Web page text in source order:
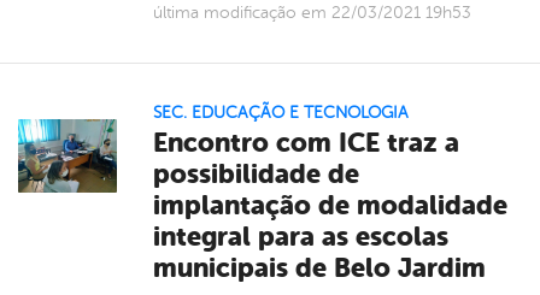
última modificação em 22/03/2021 19h53
SEC. EDUCAÇÃO E TECNOLOGIA
Encontro com ICE traz a
possibilidade de
implantação de modalidade
integral para as escolas
municipais de Belo Jardim